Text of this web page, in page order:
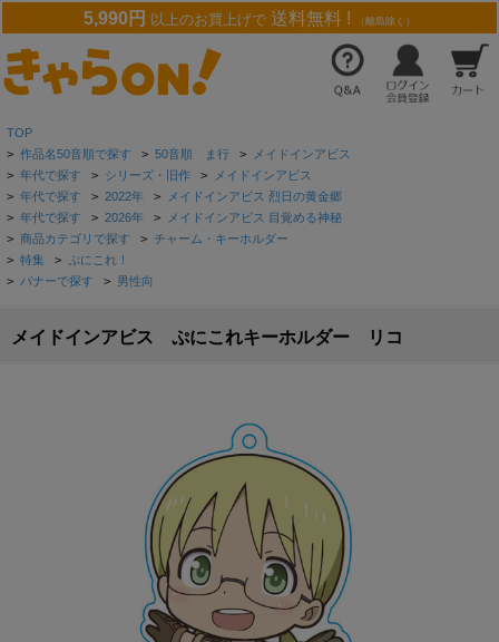
5,990円 以上のお買上げで 送料無料 ! （離島除く）
TOP
> 作品名50音順で探す > 50音順 ま行 > メイドインアビス
> 年代で探す > シリーズ・旧作 > メイドインアビス
> 年代で探す > 2022年 > メイドインアビス 烈日の黄金郷
> 年代で探す > 2026年 > メイドインアビス 目覚める神秘
> 商品カテゴリで探す > チャーム・キーホルダー
> 特集 > ぷにこれ！
> バナーで探す > 男性向
メイドインアビス ぷにこれキーホルダー リコ